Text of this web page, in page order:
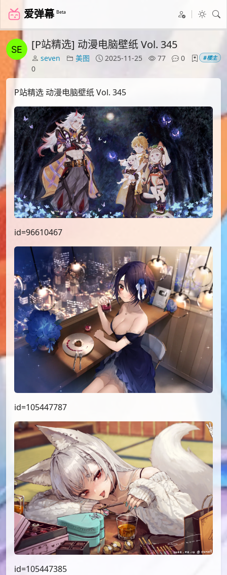
爱弹幕 Beta
[P站精选] 动漫电脑壁纸 Vol. 345
seven 美图 2025-11-25 77
0
0
#楼主
P站精选 动漫电脑壁纸 Vol. 345
id=96610467
id=105447787
id=105447385